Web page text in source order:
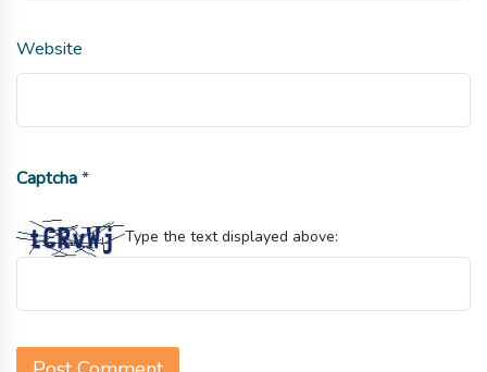
Website
Captcha*
Type the text displayed above: